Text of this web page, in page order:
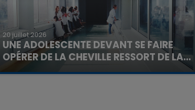
20 juillet 2026
UNE ADOLESCENTE DEVANT SE FAIRE
OPÉRER DE LA CHEVILLE RESSORT DE LA...
La famille a porté plainte contre la clinique qui a